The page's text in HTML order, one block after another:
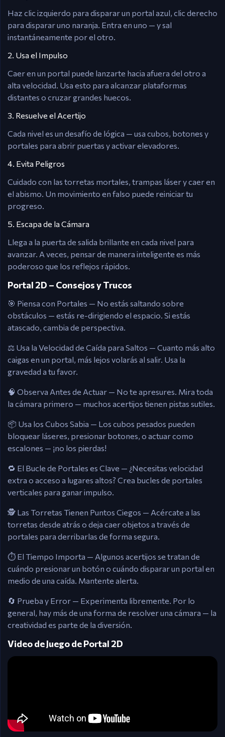
Haz clic izquierdo para disparar un portal azul, clic derecho
para disparar uno naranja. Entra en uno — y sal
instantáneamente por el otro.
2. Usa el Impulso
Caer en un portal puede lanzarte hacia afuera del otro a
alta velocidad. Usa esto para alcanzar plataformas
distantes o cruzar grandes huecos.
3. Resuelve el Acertijo
Cada nivel es un desafío de lógica — usa cubos, botones y
portales para abrir puertas y activar elevadores.
4. Evita Peligros
Cuidado con las torretas mortales, trampas láser y caer en
el abismo. Un movimiento en falso puede reiniciar tu
progreso.
5. Escapa de la Cámara
Llega a la puerta de salida brillante en cada nivel para
avanzar. A veces, pensar de manera inteligente es más
poderoso que los reflejos rápidos.
Portal 2D – Consejos y Trucos
🎯 Piensa con Portales — No estás saltando sobre
obstáculos — estás re-dirigiendo el espacio. Si estás
atascado, cambia de perspectiva.
⚖️ Usa la Velocidad de Caída para Saltos — Cuanto más alto
caigas en un portal, más lejos volarás al salir. Usa la
gravedad a tu favor.
🧠 Observa Antes de Actuar — No te apresures. Mira toda
la cámara primero — muchos acertijos tienen pistas sutiles.
📦 Usa los Cubos Sabia — Los cubos pesados pueden
bloquear láseres, presionar botones, o actuar como
escalones — ¡no los pierdas!
🔁 El Bucle de Portales es Clave — ¿Necesitas velocidad
extra o acceso a lugares altos? Crea bucles de portales
verticales para ganar impulso.
🕵️ Las Torretas Tienen Puntos Ciegos — Acércate a las
torretas desde atrás o deja caer objetos a través de
portales para derribarlas de forma segura.
⏱️ El Tiempo Importa — Algunos acertijos se tratan de
cuándo presionar un botón o cuándo disparar un portal en
medio de una caída. Mantente alerta.
🔄 Prueba y Error — Experimenta libremente. Por lo
general, hay más de una forma de resolver una cámara — la
creatividad es parte de la diversión.
Video de Juego de Portal 2D